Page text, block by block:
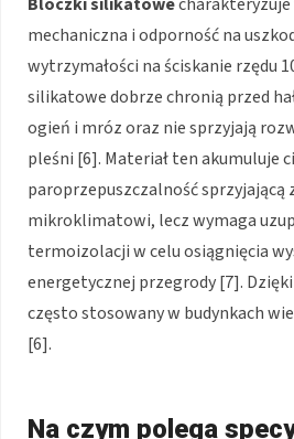
mechaniczna i odporność na
wytrzymałości na ściskanie rzędu
silikatowe dobrze chronią przed
ogień i mróz oraz nie sprzyjają
pleśni [6]. Materiał ten akumuluje
paroprzepuszczalność sprzyjającą
mikroklimatowi, lecz wymaga
termoizolacji w celu osiągnięcia
energetycznej przegrody [7].
często stosowany w budynkach
[6].
Na czym polega